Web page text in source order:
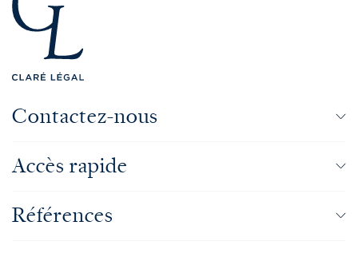
Contactez-nous
Accès rapide
Références